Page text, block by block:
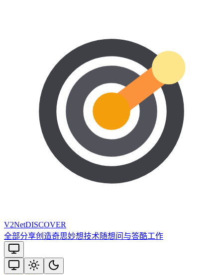
V2NetDISCOVER
全部分享创造奇思妙想技术随想问与答酷工作